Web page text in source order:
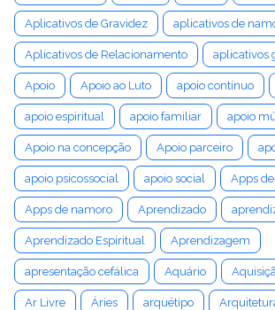
Aplicativos de Gravidez aplicativos de
Aplicativos de Relacionamento aplicativos
Apoio Apoio ao Luto apoio contínuo
apoio espiritual apoio familiar apoio
Apoio na concepção Apoio parceiro
apoio psicossocial apoio social Apps
Apps de namoro Aprendizado
Aprendizado Espiritual Aprendizagem
apresentação cefálica Aquário
Ar Livre Áries arquétipo